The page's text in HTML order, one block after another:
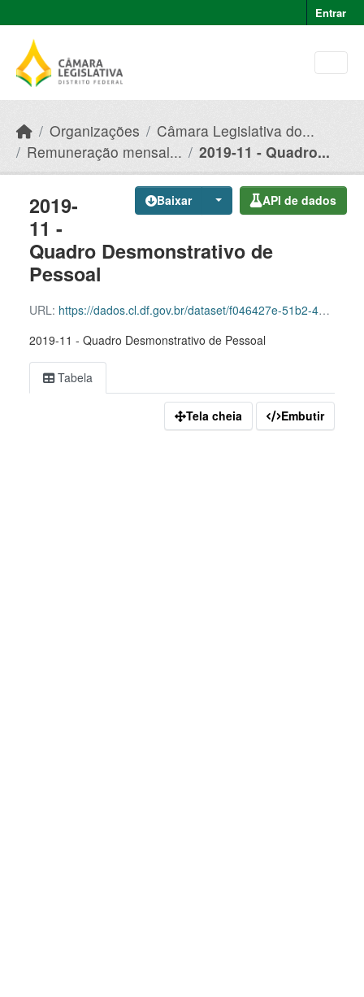
Entrar
Organizações
Câmara Legislativa do...
Remuneração mensal...
2019-11 - Quadro...
Baixar API de dados
2019-
11 -
Quadro Desmonstrativo de
Pessoal
URL: https://dados.cl.df.gov.br/dataset/f046427e-51b2-49e8-afe5-945e82b55ce9/resource/bab99d9a-8454-4688-8376-bfad4e48b985/download/2019-11-quadro-desmonstrativo-de-pessoal.csv
2019-11 - Quadro Desmonstrativo de Pessoal
Tabela
Tela cheia Embutir